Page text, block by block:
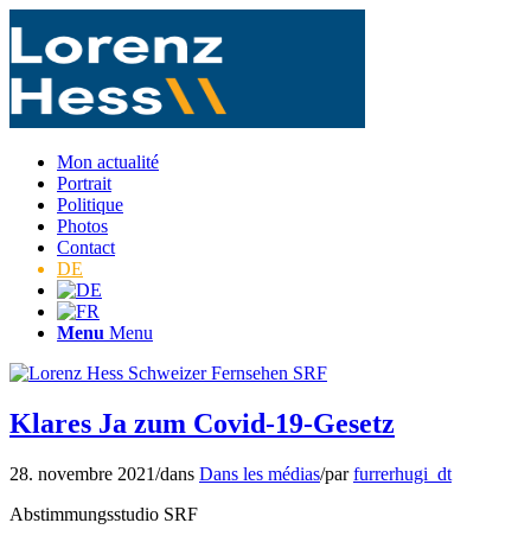
Mon actualité
Portrait
Politique
Photos
Contact
DE
Menu Menu
Klares Ja zum Covid-19-Gesetz
28. novembre 2021/dans Dans les médias/parfurrerhugi_dt
Abstimmungsstudio SRF